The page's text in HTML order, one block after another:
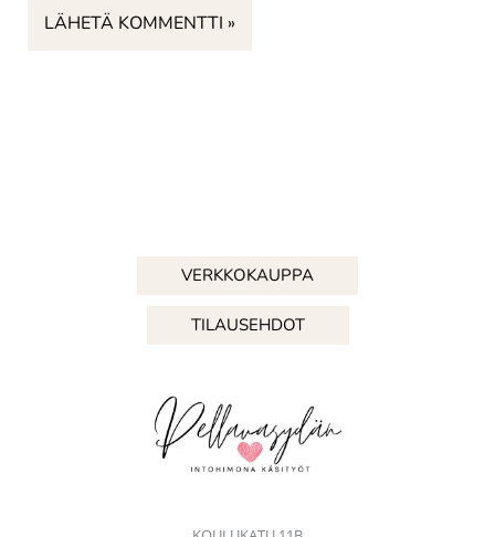
VERKKOKAUPPA
TILAUSEHDOT